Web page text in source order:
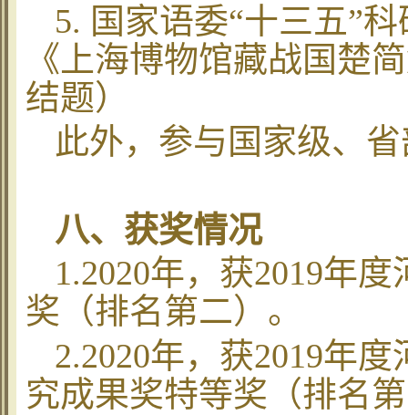
5. 国家语委“十三五”
《上海博物馆藏战国楚
结题）
此外，参与国家级、
八、获奖情况
1.2020年，获2019年度
奖（排名第二）。
2.2020年，获2019年度
究成果奖特等奖（排名